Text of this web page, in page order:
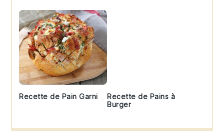
Recette de Pain Garni
Recette de Pains à
Burger